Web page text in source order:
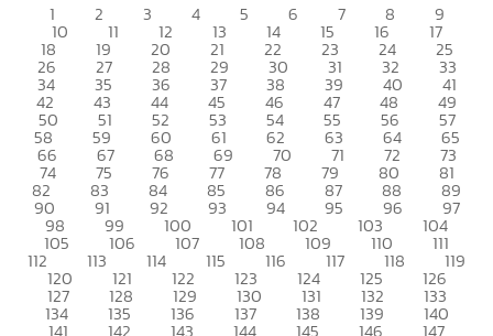
1 2 3 4 5 6 7 8 9
10 11 12 13 14 15 16 17
18 19 20 21 22 23 24 25
26 27 28 29 30 31 32 33
34 35 36 37 38 39 40 41
42 43 44 45 46 47 48 49
50 51 52 53 54 55 56 57
58 59 60 61 62 63 64 65
66 67 68 69 70 71 72 73
74 75 76 77 78 79 80 81
82 83 84 85 86 87 88 89
90 91 92 93 94 95 96 97
98 99 100 101 102 103 104
105 106 107 108 109 110 111
112 113 114 115 116 117 118 119
120 121 122 123 124 125 126
127 128 129 130 131 132 133
134 135 136 137 138 139 140
141 142 143 144 145 146 147